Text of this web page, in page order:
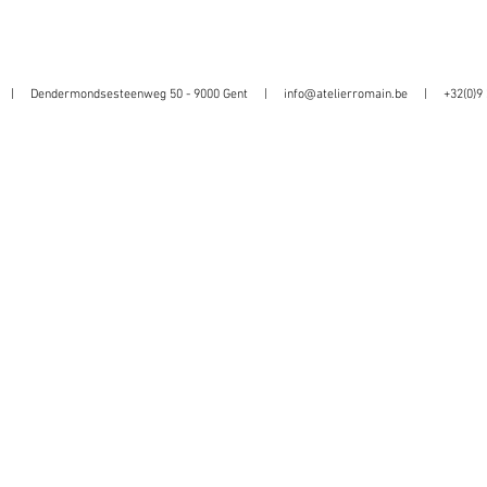
| Dendermondsesteenweg 50 - 9000 Gent | info@atelierromain.be | +32(0)9